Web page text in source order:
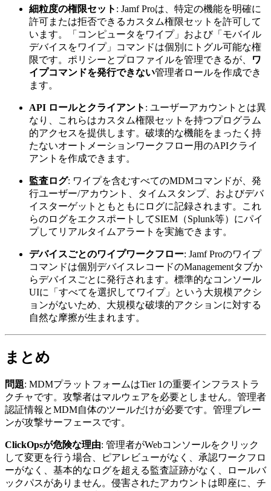
細粒度の権限セット : Jamf Proは、特定の機能を明確に
許可または拒否できるカスタム権限セットを許可して
います。「コンピュータをワイプ」および「モバイル
デバイスをワイプ」コマンドは個別にトグル可能な権
限です。ポリシーとプロファイルを管理できるが、
ワ
イプコマンドを発行できない管理者ロールを作成でき
ます。
API ロールとクライアント : ユーザーアカウントとは異
なり、これらはカスタム権限セットを持つプログラム
的アクセスを提供します。破壊的な機能をまったく持
たないオートメーションワークフロー用のAPIクライ
アントを作成できます。
監査ログ: ワイプを含むすべてのMDMコマンドが、発
行ユーザー/アカウント、タイムスタンプ、およびデバ
イスターゲットともともにログに記録されます。これ
らのログをエクスポートしてSIEM（Splunk等）にパイ
プしてリアルタイムアラートを実施できます。
デバイスごとのワイプワークフロー: Jamf Proのワイプ
コマンドは個別デバイスレコードのManagementタブか
らデバイスごとに発行されます。標準的なコンソール
UIに「すべてを選択してワイプ」という大規模アクシ
ョンがないため、大規模な破壊的アクションに対する
自然な摩擦が生まれます。
まとめ
問題: MDMプラットフォームはTier 1の重要インフラストラ
クチャです。攻撃者はマルウェアを必要としません。管理者
認証情報とMDM自体のツールだけが必要です。管理プレー
ンが攻撃サーフェースです。
ClickOpsが危険な理由: 管理者がWebコンソールをクリック
して変更を行う場合、ピアレビューがなく、承認ワークフロ
ーがなく、基本的なログを超える監査証跡がなく、ロールバ
ックパスがありません。侵害されたアカウントは即座に、チ